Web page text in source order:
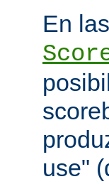
En
use"